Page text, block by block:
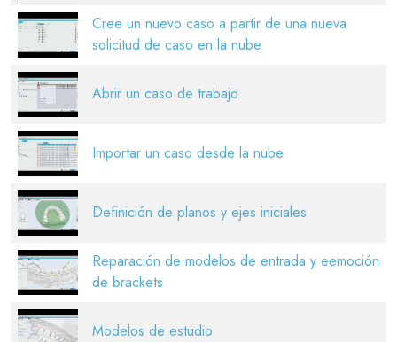
Cree un nuevo caso a partir de una nueva
solicitud de caso en la nube
Abrir un caso de trabajo
Importar un caso desde la nube
Definición de planos y ejes iniciales
Reparación de modelos de entrada y eemoción
de brackets
Modelos de estudio